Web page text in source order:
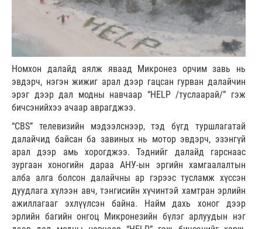
Номхон далайд аялж яваад Микронез орчим завь нь
эвдэрч, нэгэн жижиг арал дээр гацсан гурван далайчин
эрэг дээр дал модны навчаар “HELP /туслаарай/” гэж
бичсэнийхээ ачаар аврагджээ.
“CBS” телевизийн мэдээлснээр, тэд бүгд туршлагатай
далайчид байсан ба завиных нь мотор эвдэрч, эзэнгүй
арал дээр амь хорогджээ. Тэднийг далайд гарснаас
зургаан хоногийн дараа АНУ-ын эргийн хамгаалалтын
алба алга болсон далайчны ар гэрээс тусламж хүссэн
дуудлага хүлээн авч, тэнгисийн хүчинтэй хамтран эрлийн
ажиллагааг эхлүүлсэн байна. Найм дахь хоног дээр
эрлийн багийн онгоц Микронезийн бүлэг арлуудын нэг